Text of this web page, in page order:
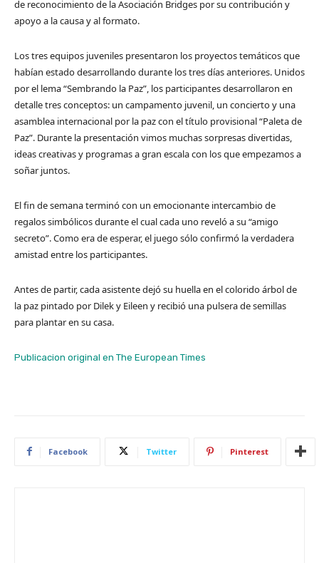
de reconocimiento de la Asociación Bridges por su contribución y
apoyo a la causa y al formato.
Los tres equipos juveniles presentaron los proyectos temáticos que
habían estado desarrollando durante los tres días anteriores. Unidos
por el lema “Sembrando la Paz”, los participantes desarrollaron en
detalle tres conceptos: un campamento juvenil, un concierto y una
asamblea internacional por la paz con el título provisional “Paleta de
Paz”. Durante la presentación vimos muchas sorpresas divertidas,
ideas creativas y programas a gran escala con los que empezamos a
soñar juntos.
El fin de semana terminó con un emocionante intercambio de
regalos simbólicos durante el cual cada uno reveló a su “amigo
secreto”. Como era de esperar, el juego sólo confirmó la verdadera
amistad entre los participantes.
Antes de partir, cada asistente dejó su huella en el colorido árbol de
la paz pintado por Dilek y Eileen y recibió una pulsera de semillas
para plantar en su casa.
Publicacion original en The European Times
Facebook Twitter Pinterest